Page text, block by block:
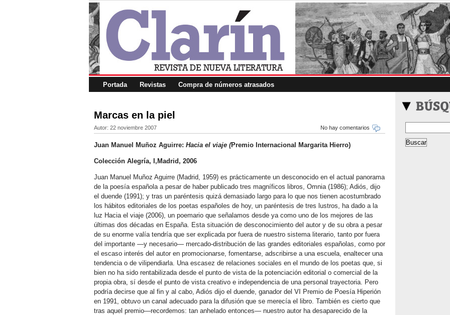
Portada Revistas Compra de números atrasados
Marcas en la piel
No hay comentarios
Autor: 22 noviembre 2007
Juan Manuel Muñoz Aguirre: Hacia el viaje (Premio Internacional Margarita Hierro)
Colección Alegría, I,Madrid, 2006
Juan Manuel Muñoz Aguirre (Madrid, 1959) es prácticamente un desconocido en el actual panorama
de la poesía española a pesar de haber publicado tres magníficos libros, Omnia (1986); Adiós, dijo
el duende (1991); y tras un paréntesis quizá demasiado largo para lo que nos tienen acostumbrado
los hábitos editoriales de los poetas españoles de hoy, un paréntesis de tres lustros, ha dado a la
luz Hacia el viaje (2006), un poemario que señalamos desde ya como uno de los mejores de las
últimas dos décadas en España. Esta situación de desconocimiento del autor y de su obra a pesar
de su enorme valía tendría que ser explicada por fuera de nuestro sistema literario, tanto por fuera
del importante —y necesario— mercado-distribución de las grandes editoriales españolas, como por
el escaso interés del autor en promocionarse, fomentarse, adscribirse a una escuela, enaltecer una
tendencia o de vilipendiarla. Una escasez de relaciones sociales en el mundo de los poetas que, si
bien no ha sido rentabilizada desde el punto de vista de la potenciación editorial o comercial de la
propia obra, sí desde el punto de vista creativo e independencia de una personal trayectoria. Pero
podría decirse que al fin y al cabo, Adiós dijo el duende, ganador del VI Premio de Poesía Hiperión
en 1991, obtuvo un canal adecuado para la difusión que se merecía el libro. También es cierto que
tras aquel premio—recordemos: tan anhelado entonces— nuestro autor ha desaparecido de la